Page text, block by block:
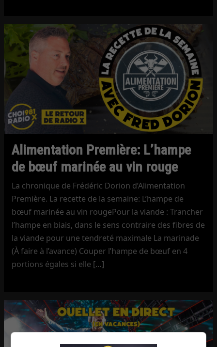
Alimentation Première: L’hampe
de bœuf marinée au vin rouge
La chronique de Frédéric Dorion d’Alimentation
Première. La recette de la semaine: L’hampe de
bœuf marinée au vin rougePour la viande : Trancher
l’hampe en biais, dans le sens contraire des fibres de
la viande pour une tendreté maximale La marinade
(À faire à l’avance) Couper l’hampe de bœuf en 4
portions égales si elle […]